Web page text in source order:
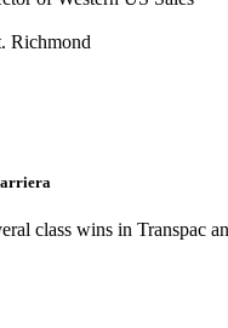
Richmond
class wins in Transpac